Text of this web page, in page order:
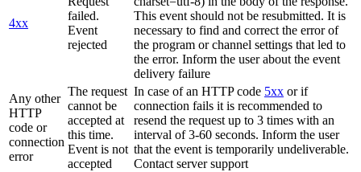
4xx
failed.
Event
rejected
This event should not be resubmitted. It is
necessary to find and correct the error of
the program or channel settings that led to
the error. Inform the user about the event
delivery failure
Any other
HTTP
code or
connection
error
The request
cannot be
accepted at
this time.
Event is not
accepted
In case of an HTTP code 5xx or if
connection fails it is recommended to
resend the request up to 3 times with an
interval of 3-60 seconds. Inform the user
that the event is temporarily undeliverable.
Contact server support